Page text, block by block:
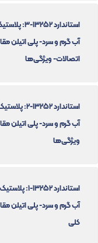
اتصالات- ویژگی‌ها
ویژگی‌ها
استاندارد
کلی